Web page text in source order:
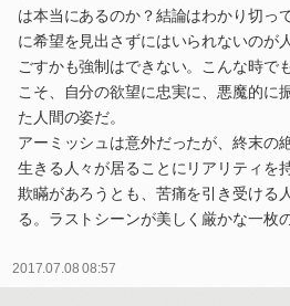
は本当にあるのか？結論はわかり切っ
に希望を見出さずにはいられないのが
ごすかも強制はできない。こんな時で
こそ、自分の欲望に忠実に、悪魔的に
た人間の姿だ。
アーミッシュは意外だったが、終末の
生きる人々が居ることにリアリティを
欺瞞があろうとも、苦痛を引き受ける
る。ラストシーンが美しく厳かな一枚
2017.07.08 08:57